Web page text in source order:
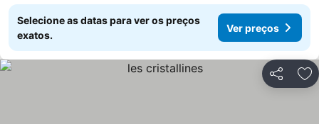
Selecione as datas para ver os preços
exatos.
Ver preços
Partilhar